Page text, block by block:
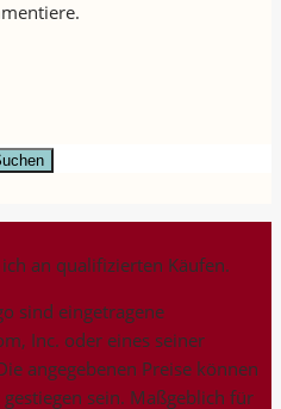
an qualifizierten Käufen.
sind eingetragene
Inc. oder eines seiner
angegebenen Preise können
sein. Maßgeblich für